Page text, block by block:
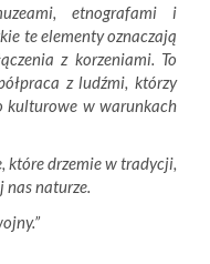
etnografami i
te elementy oznaczają
z korzeniami. To
z ludźmi, którzy
kulturowe w warunkach
które drzemie w tradycji,
nas naturze.